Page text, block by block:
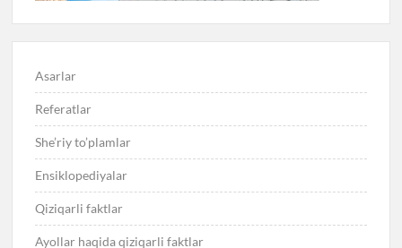
Asarlar
Referatlar
She’riy to’plamlar
Ensiklopediyalar
Qiziqarli faktlar
Ayollar haqida qiziqarli faktlar